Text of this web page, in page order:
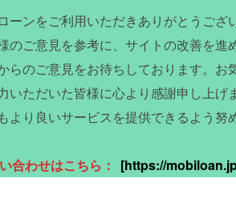
ーンをご利用いただきありがとうござ
のご意見を参考に、サイトの改善を進
らのご意見をお待ちしております。お
いただいた皆様に心より感謝申し上げ
より良いサービスを提供できるよう努
合わせはこちら： [https://